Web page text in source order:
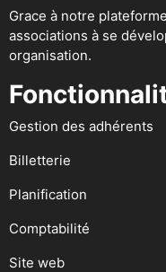
Grace à notre
associations à se
organisation.
Gestion des adhérents
Billetterie
Planification
Comptabilité
Site web